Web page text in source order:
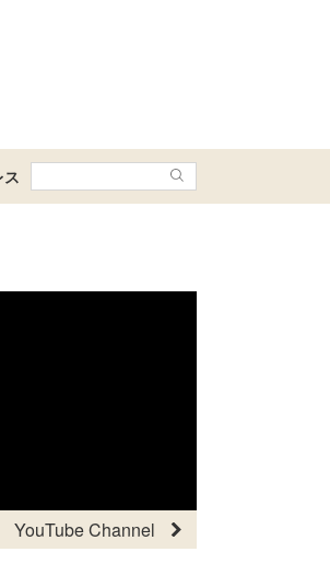
YouTube Channel